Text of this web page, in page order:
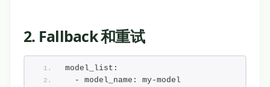
2. Fallback 和重试
model_list:
  - model_name: my-model